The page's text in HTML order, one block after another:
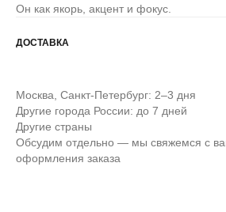
Он как якорь, акцент и фокус.
ДОСТАВКА
Москва, Санкт-Петербург: 2–3 дня
Другие города России: до 7 дней
Другие страны
Обсудим отдельно — мы свяжемся с
оформления заказа